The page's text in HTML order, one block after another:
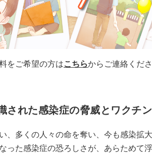
をご希望の方はこちらからご連絡くださ
された感染症の脅威とワクチ
、多くの人々の命を奪い、今も感染拡
た感染症の恐ろしさが、あらためて